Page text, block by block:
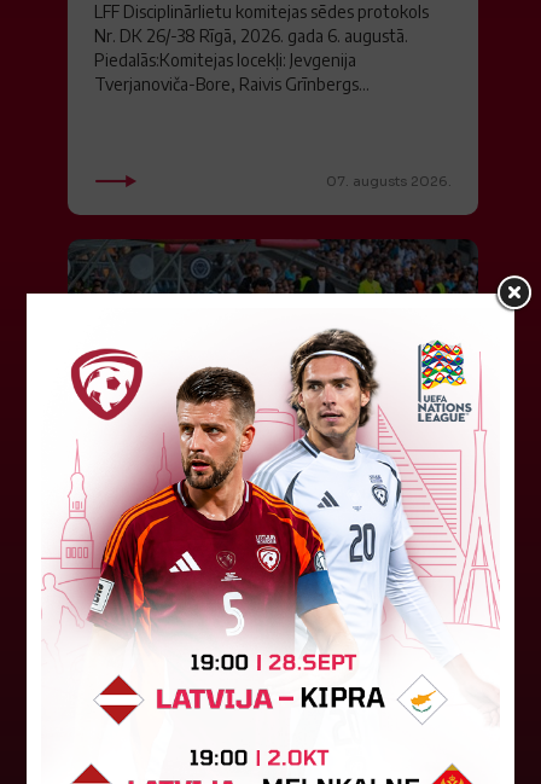
LFF Disciplinārlietu komitejas sēdes protokols
Nr. DK 26/-38 Rīgā, 2026. gada 6. augustā.
Piedalās:Komitejas locekļi: Jevgenija
Tverjanoviča-Bore, Raivis Grīnbergs...
07. augusts 2026.
"Riga FC" iegūst handikapu, RFS
būs jāatspēlējas
Ceturtdienas vakarā savas spēles UEFA
Konferences līgas kvalifikācijas trešajā kārtā
aizvadīja divi Latvijas klubi. FC RFS izbraukumā ar
0:2 zaudēja Čehijas "Jablonec"...
06. augusts 2026.